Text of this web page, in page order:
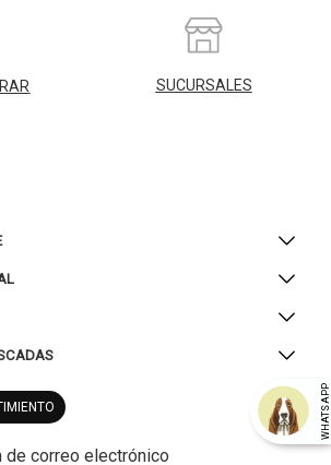
SUCURSALES
WHATSAPP